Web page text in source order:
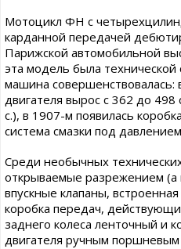
Мотоцикл ФН с
карданной передачей
Парижской автомобильной
эта модель была технической
машина
двигателя вырос с 362 до
с.), в 1907-м появилась
система смазки под
Среди необычных
открываемые разрежением (а
впускные клапаны,
коробка передач,
заднего колеса ленточный и
двигателя ручным поршневым